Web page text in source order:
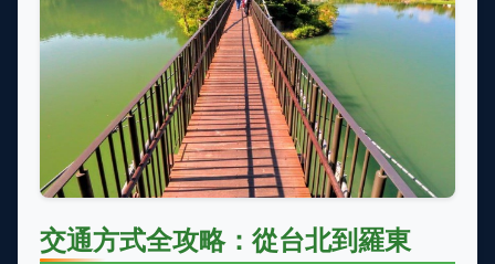
交通方式全攻略：從台北到羅東